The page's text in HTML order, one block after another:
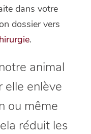
dans votre
dossier vers
.
animal
elle enlève
ou même
réduit les